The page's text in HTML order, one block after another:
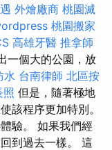
外燴廠商 桃園滅
桃園搬家
高雄牙醫 推拿師
一個大的公園，放
水 台南律師 北區按
照 但是，隨著極地
該程序更加特別。
驗。 如果我們經
到過去一樣。 這